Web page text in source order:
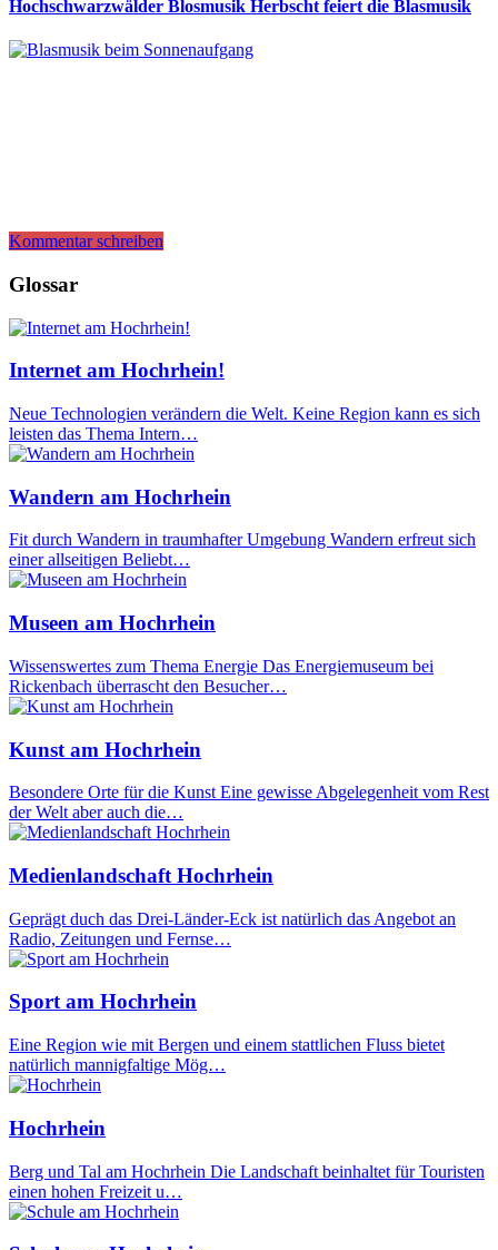
Hochschwarzwälder Blosmusik Herbscht feiert die Blasmusik
Kommentar schreiben
Glossar
Internet am Hochrhein!
Neue Technologien verändern die Welt. Keine Region kann es sich
leisten das Thema Intern…
Wandern am Hochrhein
Fit durch Wandern in traumhafter Umgebung Wandern erfreut sich
einer allseitigen Beliebt…
Museen am Hochrhein
Wissenswertes zum Thema Energie Das Energiemuseum bei
Rickenbach überrascht den Besucher…
Kunst am Hochrhein
Besondere Orte für die Kunst Eine gewisse Abgelegenheit vom Rest
der Welt aber auch die…
Medienlandschaft Hochrhein
Geprägt duch das Drei-Länder-Eck ist natürlich das Angebot an
Radio, Zeitungen und Fernse…
Sport am Hochrhein
Eine Region wie mit Bergen und einem stattlichen Fluss bietet
natürlich mannigfaltige Mög…
Hochrhein
Berg und Tal am Hochrhein Die Landschaft beinhaltet für Touristen
einen hohen Freizeit u…